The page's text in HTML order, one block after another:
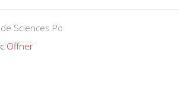
Sciences Po
Offner